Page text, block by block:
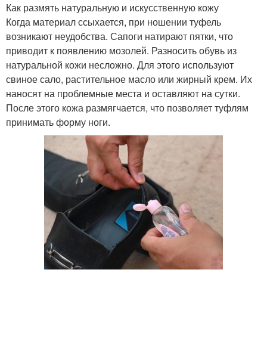
Как размять натуральную и искусственную кожу
Когда материал ссыхается, при ношении туфель
возникают неудобства. Сапоги натирают пятки, что
приводит к появлению мозолей. Разносить обувь из
натуральной кожи несложно. Для этого используют
свиное сало, растительное масло или жирный крем. Их
наносят на проблемные места и оставляют на сутки.
После этого кожа размягчается, что позволяет туфлям
принимать форму ноги.